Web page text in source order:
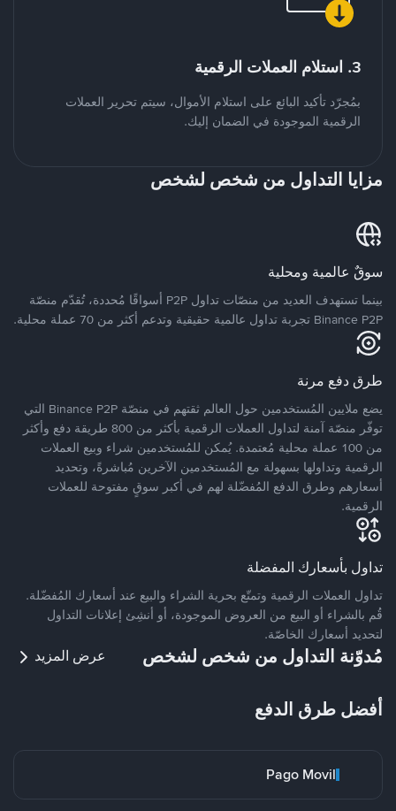
3. استلام العملات الرقمية
بمُجرّد تأكيد البائع على استلام الأموال، سيتم تحرير العملات
الرقمية الموجودة في الضمان إليك.
مزايا التداول من شخص لشخص
سوقٌ عالمية ومحلية
بينما تستهدف العديد من منصّات تداول P2P أسواقًا مُحددة، تُقدّم منصّة
Binance P2P تجربة تداول عالمية حقيقية وتدعم أكثر من 70 عملة محلية.
طرق دفع مرنة
يضع ملايين المُستخدمين حول العالم ثقتهم في منصّة Binance P2P التي
توفّر منصّة آمنة لتداول العملات الرقمية بأكثر من 800 طريقة دفع وأكثر
من 100 عملة محلية مُعتمدة. يُمكن للمُستخدمين شراء وبيع العملات
الرقمية وتداولها بسهولة مع المُستخدمين الآخرين مُباشرةً، وتحديد
أسعارهم وطرق الدفع المُفضّلة لهم في أكبر سوقٍ مفتوحة للعملات
الرقمية.
تداول بأسعارك المفضلة
تداول العملات الرقمية وتمتّع بحرية الشراء والبيع عند أسعارك المُفضّلة.
قُم بالشراء أو البيع من العروض الموجودة، أو أنشِئ إعلانات التداول
لتحديد أسعارك الخاصّة.
مُدوّنة التداول من شخص لشخص عرض المزيد
أفضل طرق الدفع
Pago Movil